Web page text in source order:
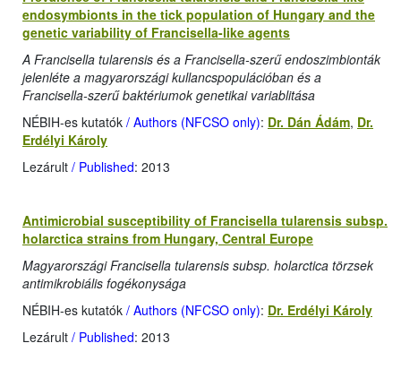
endosymbionts in the tick population of Hungary and the
genetic variability of Francisella-like agents
A Francisella tularensis és a Francisella-szerű endoszimbionták
jelenléte a magyarországi kullancspopulációban és a
Francisella-szerű baktériumok genetikai variablitása
NÉBIH-es kutatók / Authors (NFCSO only): Dr. Dán Ádám, Dr.
Erdélyi Károly
Lezárult / Published: 2013
Antimicrobial susceptibility of Francisella tularensis subsp.
holarctica strains from Hungary, Central Europe
Magyarországi Francisella tularensis subsp. holarctica törzsek
antimikrobiális fogékonysága
NÉBIH-es kutatók / Authors (NFCSO only): Dr. Erdélyi Károly
Lezárult / Published: 2013